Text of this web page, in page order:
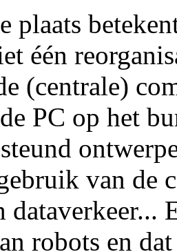
plaats
één
(centrale)
PC op het
van de
robots en